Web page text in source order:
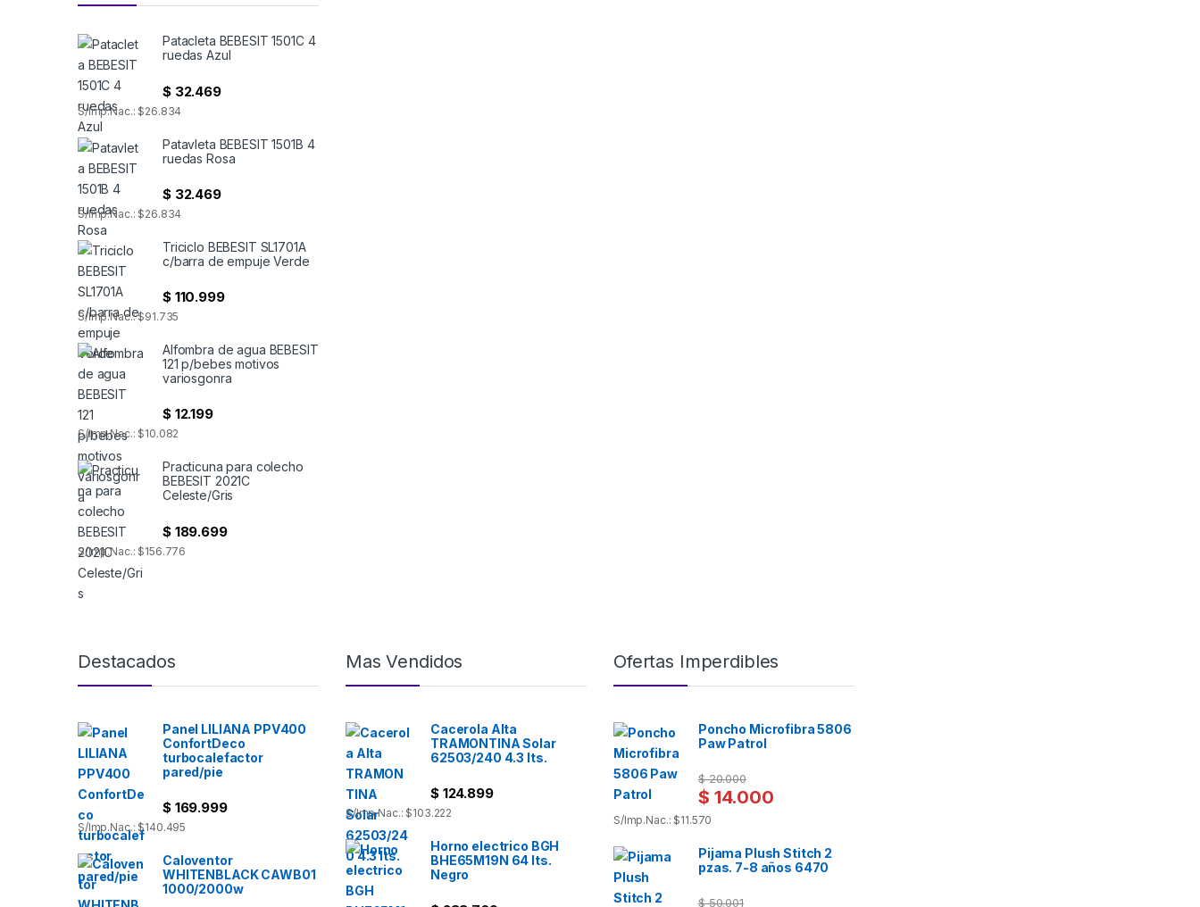
Patacleta BEBESIT 1501C 4
ruedas Azul
$32.469
S/Imp.Nac.: $26.834
Patavleta BEBESIT 1501B 4
ruedas Rosa
$32.469
S/Imp.Nac.: $26.834
Triciclo BEBESIT SL1701A
c/barra de empuje Verde
$110.999
S/Imp.Nac.: $91.735
Alfombra de agua BEBESIT
121 p/bebes motivos
variosgonra
$12.199
S/Imp.Nac.: $10.082
Practicuna para colecho
BEBESIT 2021C
Celeste/Gris
$189.699
S/Imp.Nac.: $156.776
Destacados
Panel LILIANA PPV400
ConfortDeco
turbocalefactor
pared/pie
$169.999
S/Imp.Nac.: $140.495
Caloventor
WHITENBLACK CAWB01
1000/2000w
Mas Vendidos
Cacerola Alta
TRAMONTINA Solar
62503/240 4.3 lts.
$124.899
S/Imp.Nac.: $103.222
Horno electrico BGH
BHE65M19N 64 lts.
Negro
Ofertas Imperdibles
Poncho Microfibra 5806
Paw Patrol
$ 14.000
$20.000
S/Imp.Nac.: $11.570
Pijama Plush Stitch 2
pzas. 7-8 años 6470
$50.001